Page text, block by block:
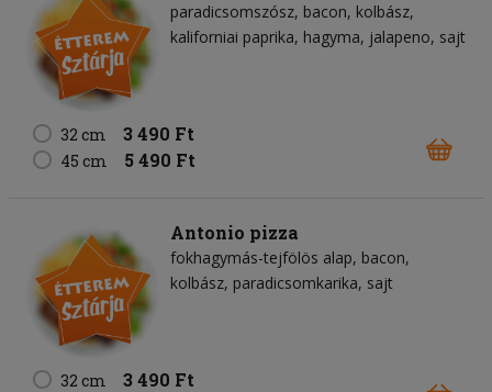
paradicsomszósz bacon kolbász
kaliforniai paprika hagyma jalapeno sajt
32 cm 3 490 Ft
45 cm 5 490 Ft
Antonio pizza
fokhagymás-tejfölös alap bacon
kolbász paradicsomkarika sajt
32 cm 3 490 Ft